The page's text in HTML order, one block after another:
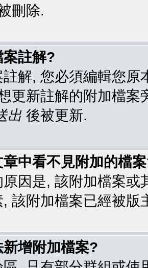
刪除.
註解?
註解, 您必須編輯您
更新註解的附加檔案
出 後被更新.
中看不見附加的檔
因是, 該附加檔案
該附加檔案已經被版
增附加檔案?